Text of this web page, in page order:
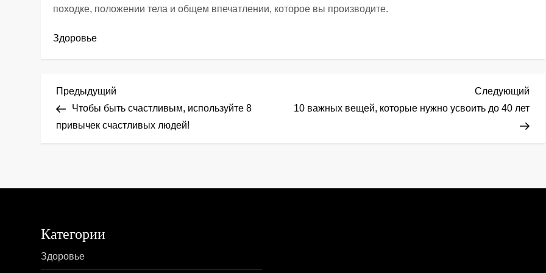
походке, положении тела и общем впечатлении, которое вы производите.
Здоровье
Н
а
а
ц
Предыдущая
запись
Предыдущий
Чтобы быть счастливым, используйте 8
привычек счастливых людей!
Следующий
10 важных вещей, которые нужно усвоить до 40 лет
Категории
Здоровье